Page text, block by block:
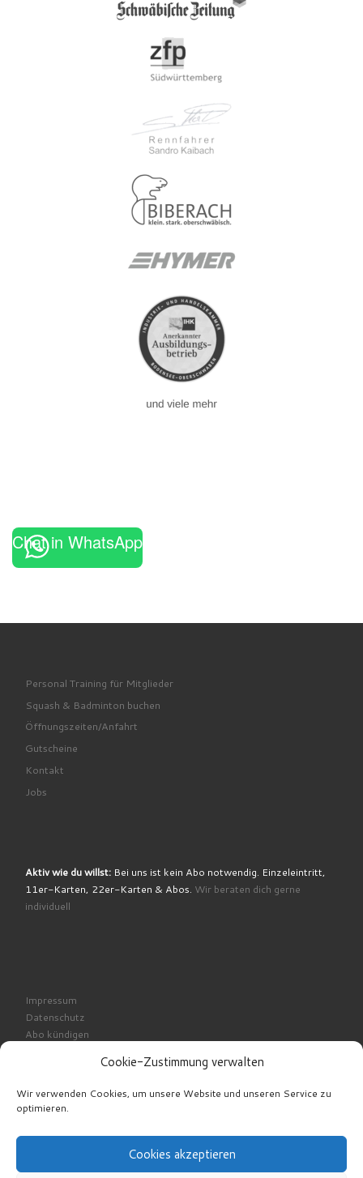
Cookie-Zustimmung verwalten
Wir verwenden Cookies, um unsere Website und unseren Service zu
optimieren.
Cookies akzeptieren
Chat in WhatsApp
Personal Training für Mitglieder
Squash & Badminton buchen
Öffnungszeiten/Anfahrt
Gutscheine
Kontakt
Jobs
Aktiv wie du willst: Bei uns ist kein Abo notwendig. Einzeleintritt,
11er-Karten, 22er-Karten & Abos. Wir beraten dich gerne
individuell
Impressum
Datenschutz
Abo kündigen
SportPalast Bad Waldsee | Fitness | Squash |
Klettern | Sauna | Kurse– Alle Rechte vorbehalten